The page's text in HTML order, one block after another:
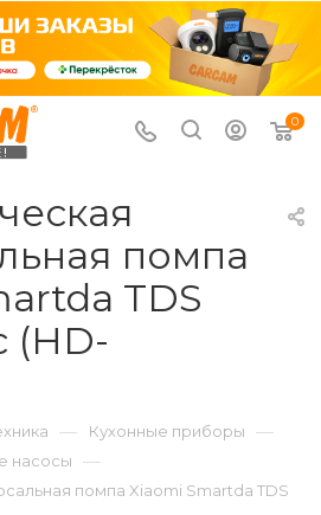
0
помпа
TDS
(HD-
— Кухонные приборы —
насосы —
помпа Xiaomi Smartda TDS